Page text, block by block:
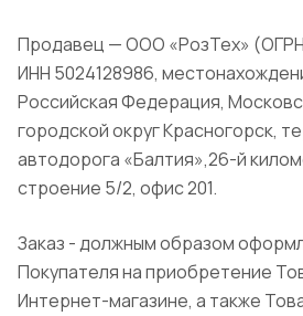
Продавец — ООО «РозТех» (ОГРН
ИНН 5024128986,
Российская Федерация,
городской округ Красногорск,
автодорога «Балтия»,26-й
строение 5/2, офис 201.
Заказ - должным образом
Покупателя на приобретение
Интернет-магазине, а также